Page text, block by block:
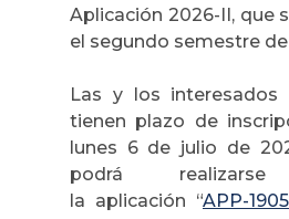
Aplicación 2026-II, que
el segundo semestre
Las y los interesados
tienen plazo de
lunes 6 de julio de
podrá realizarse
la aplicación “APP-1905